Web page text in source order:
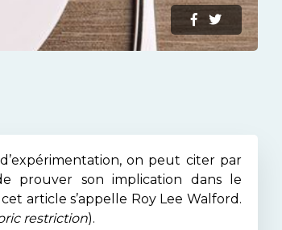
on peut citer par
prouver son implication dans le
article s’appelle Roy Lee Walford.
restriction).